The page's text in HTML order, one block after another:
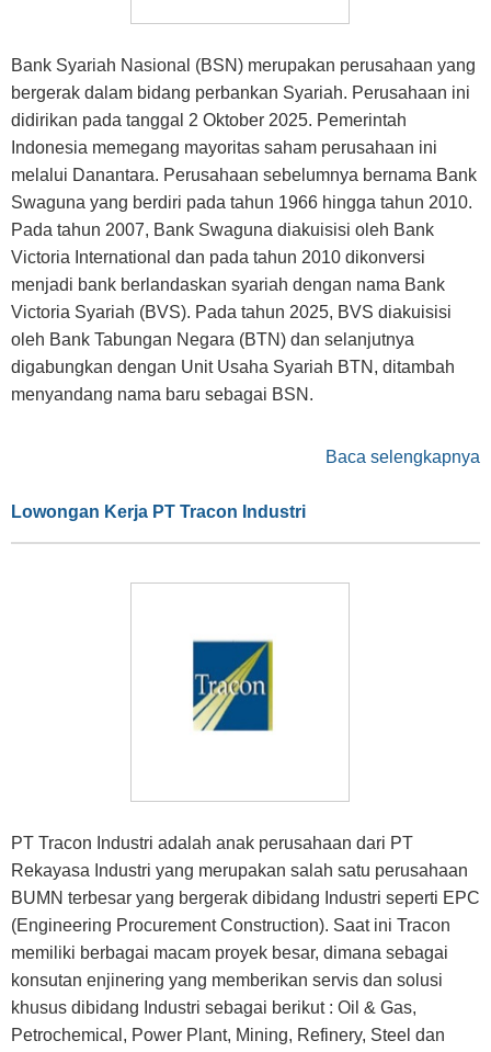
Bank Syariah Nasional (BSN) merupakan perusahaan yang
bergerak dalam bidang perbankan Syariah. Perusahaan ini
didirikan pada tanggal 2 Oktober 2025. Pemerintah
Indonesia memegang mayoritas saham perusahaan ini
melalui Danantara. Perusahaan sebelumnya bernama Bank
Swaguna yang berdiri pada tahun 1966 hingga tahun 2010.
Pada tahun 2007, Bank Swaguna diakuisisi oleh Bank
Victoria International dan pada tahun 2010 dikonversi
menjadi bank berlandaskan syariah dengan nama Bank
Victoria Syariah (BVS). Pada tahun 2025, BVS diakuisisi
oleh Bank Tabungan Negara (BTN) dan selanjutnya
digabungkan dengan Unit Usaha Syariah BTN, ditambah
menyandang nama baru sebagai BSN.
Baca selengkapnya
Lowongan Kerja PT Tracon Industri
PT Tracon Industri adalah anak perusahaan dari PT
Rekayasa Industri yang merupakan salah satu perusahaan
BUMN terbesar yang bergerak dibidang Industri seperti EPC
(Engineering Procurement Construction). Saat ini Tracon
memiliki berbagai macam proyek besar, dimana sebagai
konsutan enjinering yang memberikan servis dan solusi
khusus dibidang Industri sebagai berikut : Oil & Gas,
Petrochemical, Power Plant, Mining, Refinery, Steel dan